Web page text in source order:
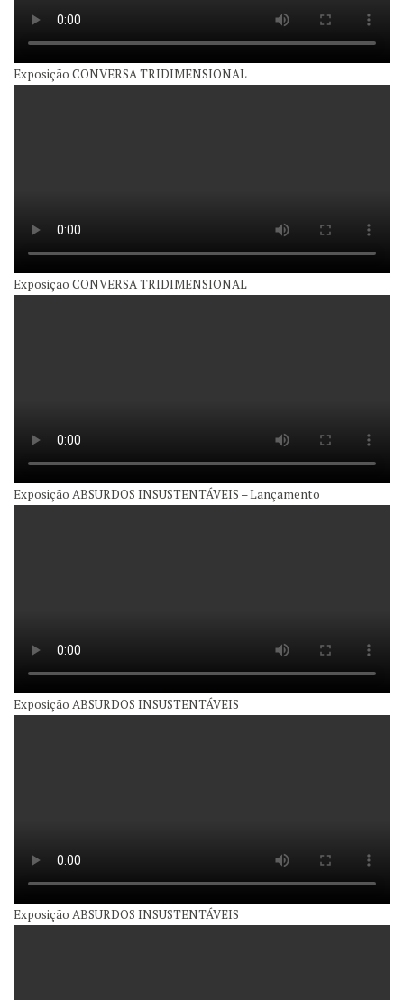
Exposição CONVERSA TRIDIMENSIONAL
Exposição CONVERSA TRIDIMENSIONAL
Exposição ABSURDOS INSUSTENTÁVEIS – Lançamento
Exposição ABSURDOS INSUSTENTÁVEIS
Exposição ABSURDOS INSUSTENTÁVEIS